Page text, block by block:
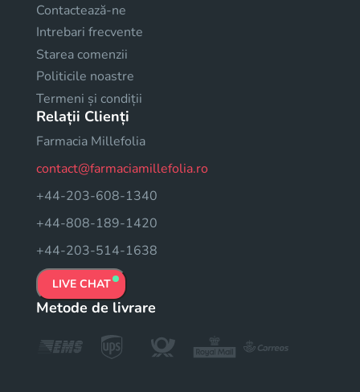
Contactează-ne
Intrebari frecvente
Starea comenzii
Politicile noastre
Termeni și condiții
Relații Clienți
Farmacia Millefolia
contact@farmaciamillefolia.ro
+44-203-608-1340
+44-808-189-1420
+44-203-514-1638
LIVE CHAT
Metode de livrare